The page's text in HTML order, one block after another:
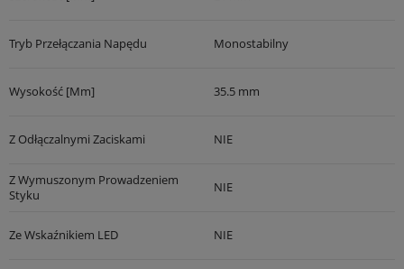
Tryb Przełączania Napędu Monostabilny
Wysokość [mm] 35.5 mm
Z Odłączalnymi Zaciskami NIE
Z Wymuszonym Prowadzeniem
Styku
NIE
Ze Wskaźnikiem LED NIE